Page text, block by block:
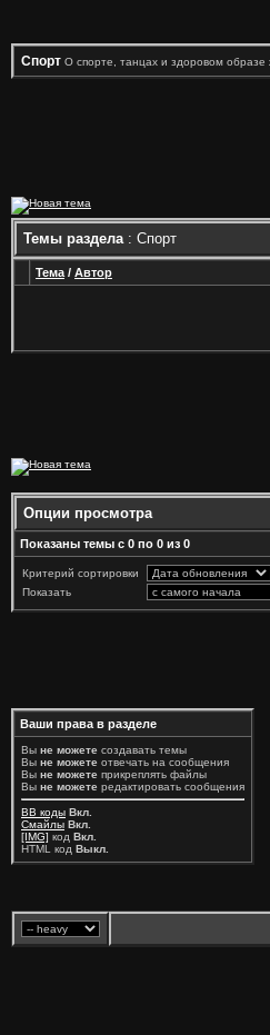
Спорт О спорте, танцах и здоровом образе
Темы раздела: Спорт
Тема / Автор
Опции просмотра
Показаны темы с 0 по 0 из 0
Критерий сортировки
Показать
Ваши права в разделе
Вы не можете создавать темы
Вы не можете отвечать на сообщения
Вы не можете прикреплять файлы
Вы не можете редактировать сообщения
BB коды Вкл.
Смайлы Вкл.
[IMG] код Вкл.
HTML код Выкл.